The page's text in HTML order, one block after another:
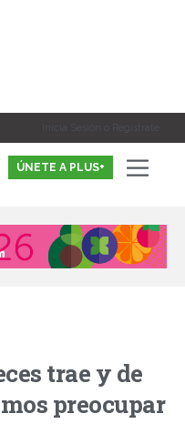
Inicia Sesión o Registrate
ÚNETE A PLUS+
trae y de
preocupar